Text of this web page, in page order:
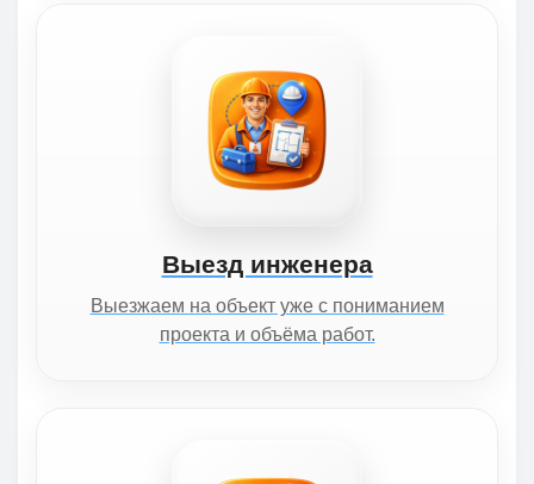
Выезд инженера
Выезжаем на объект уже с пониманием
проекта и объёма работ.